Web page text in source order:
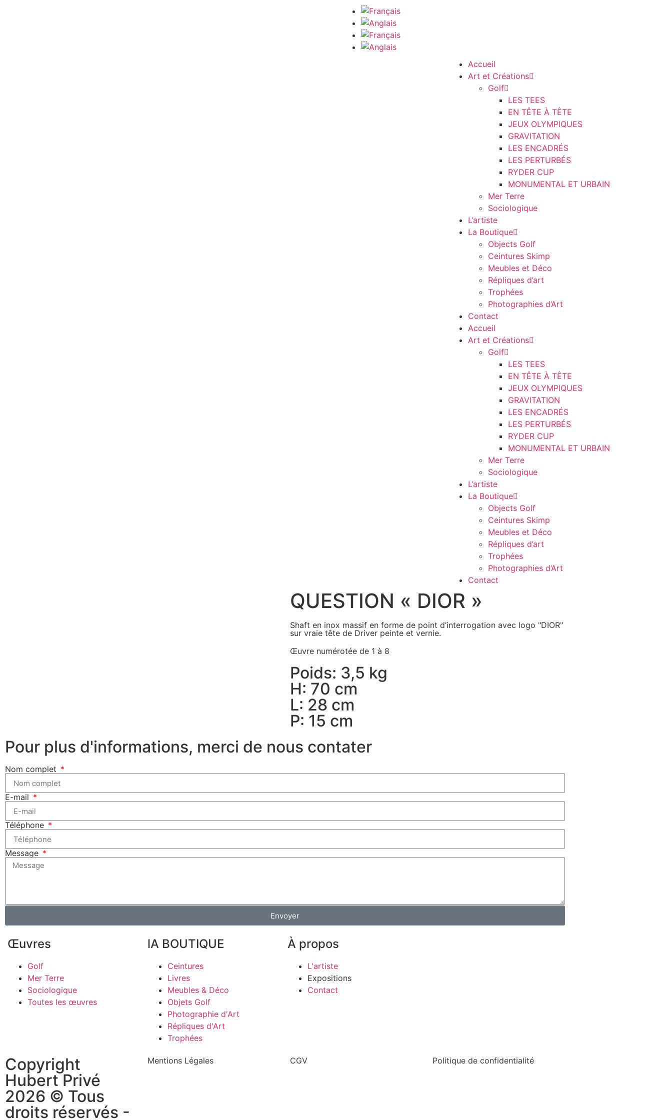
Accueil
Art et Créations
Golf
LES TEES
EN TÊTE À TÊTE
JEUX OLYMPIQUES
GRAVITATION
LES ENCADRÉS
LES PERTURBÉS
RYDER CUP
MONUMENTAL ET URBAIN
Mer Terre
Sociologique
L’artiste
La Boutique
Objects Golf
Ceintures Skimp
Meubles et Déco
Répliques d’art
Trophées
Photographies d’Art
Contact
Accueil
Art et Créations
Golf
LES TEES
EN TÊTE À TÊTE
JEUX OLYMPIQUES
GRAVITATION
LES ENCADRÉS
LES PERTURBÉS
RYDER CUP
MONUMENTAL ET URBAIN
Mer Terre
Sociologique
L’artiste
La Boutique
Objects Golf
Ceintures Skimp
Meubles et Déco
Répliques d’art
Trophées
Photographies d’Art
Contact
QUESTION « DIOR »
Shaft en inox massif en forme de point d’interrogation avec logo "DIOR"
sur vraie tête de Driver peinte et vernie.
Œuvre numérotée de 1 à 8
Poids: 3,5 kg
H: 70 cm
L: 28 cm
P: 15 cm
Pour plus d'informations, merci de nous contater
Nom complet
E-mail
Téléphone
Message
Envoyer
Œuvres
Golf
Mer Terre
Sociologique
Toutes les œuvres
lA BOUTIQUE
Ceintures
Livres
Meubles & Déco
Objets Golf
Photographie d'Art
Répliques d'Art
Trophées
À propos
L'artiste
Expositions
Contact
Copyright
Hubert Privé
2026 © Tous
droits réservés -
Mentions Légales CGV Politique de confidentialité